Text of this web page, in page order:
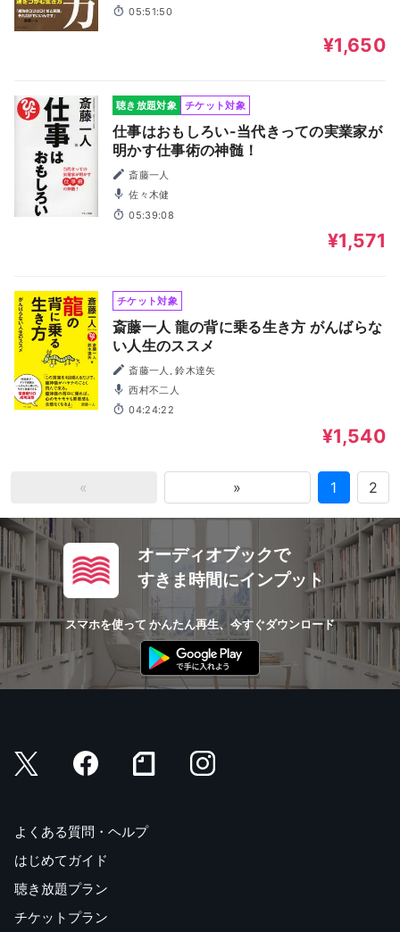
05:51:50
¥1,650
聴き放題対象 チケット対象
仕事はおもしろい-当代きっての実業家が
明かす仕事術の神髄！
斎藤一人
佐々木健
05:39:08
¥1,571
チケット対象
斎藤一人 龍の背に乗る生き方 がんばらな
い人生のススメ
斎藤一人, 鈴木達矢
西村不二人
04:24:22
¥1,540
« » 1 2
オーディオブックで
すきま時間にインプット
スマホを使って かんたん再生、今すぐダウンロード
よくある質問・ヘルプ
はじめてガイド
聴き放題プラン
チケットプラン